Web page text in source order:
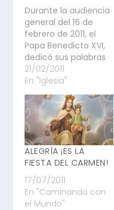
Durante la audiencia
general del 16 de
febrero de 2011, el
Papa Benedicto XVI,
dedicó sus palabras
a San Juan de la
Cruz, fue un poeta y
místico del
renacimiento
español. Desde
1952 es el patrono de
los poetas en lengua
española. Y es
también el primer
carmelita descalzo,
tras Santa Teresa
de…
21/02/2011
En "Iglesia"
ALEGRÍA ¡ES LA
FIESTA DEL CARMEN!
17/07/2011
En "Caminando con
el Mundo"